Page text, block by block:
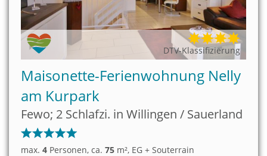
DTV-Klassifizierung
Maisonette-Ferienwohnung Nelly
am Kurpark
Fewo; 2 Schlafzi. in Willingen / Sauerland
max. 4 Personen, ca. 75 m², EG + Souterrain